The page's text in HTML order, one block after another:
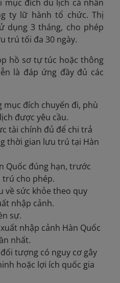
mục đích du lịch cá nhân
ty lữ hành tổ chức. Thị
dụng 3 tháng, cho phép
trú tối đa 30 ngày.
hồ sơ tự túc hoặc thông
là đáp ứng đầy đủ các
mục đích chuyến đi, phù
được yêu cầu.
tài chính đủ để chi trả
thời gian lưu trú tại Hàn
Quốc đúng hạn, trước
cho phép.
về sức khỏe theo quy
nhập cảnh.
sự.
nhập cảnh Hàn Quốc
nhất.
tượng có nguy cơ gây
hoặc lợi ích quốc gia